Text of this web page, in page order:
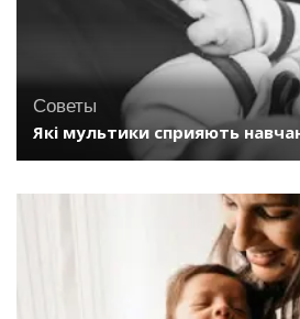
Советы
Які мультики сприяють